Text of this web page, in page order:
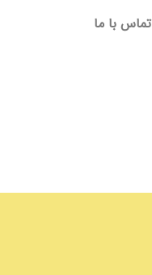
تماس با ما